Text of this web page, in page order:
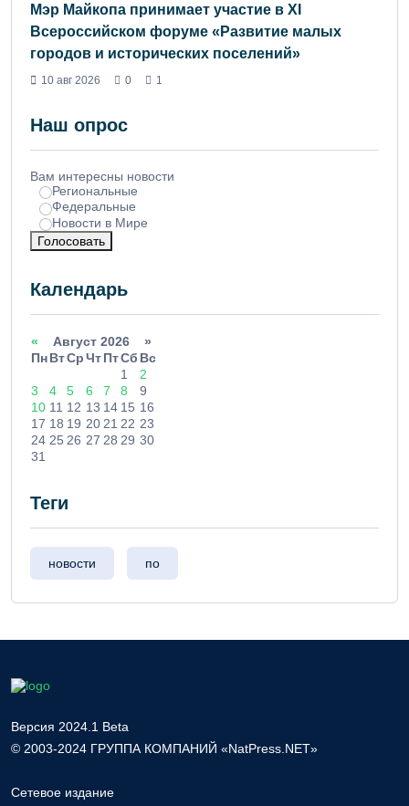
Мэр Майкопа принимает участие в XI
Всероссийском форуме «Развитие малых
городов и исторических поселений»
10 авг 2026 0 1
Наш опрос
Вам интересны новости
Региональные
Федеральные
Новости в Мире
Голосовать
Календарь
« Август 2026 »
ПнВтСрЧтПтСб Вс
1
2
3
4 5 6 7 8
9
10 11 12 13 14 15 16
17 18 19 2021 22 23
24 25 26 27 28 29 30
31
Теги
новости по
Версия 2024.1 Beta
© 2003-2024 ГРУППА КОМПАНИЙ «NatPress.NET»
Сетевое издание